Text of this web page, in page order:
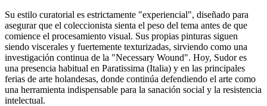
Su estilo curatorial es estrictamente "experiencial", diseñado para
asegurar que el coleccionista sienta el peso del tema antes de que
comience el procesamiento visual. Sus propias pinturas siguen
siendo viscerales y fuertemente texturizadas, sirviendo como una
investigación continua de la "Necessary Wound". Hoy, Sudor es
una presencia habitual en Paratissima (Italia) y en las principales
ferias de arte holandesas, donde continúa defendiendo el arte como
una herramienta indispensable para la sanación social y la resistencia
intelectual.